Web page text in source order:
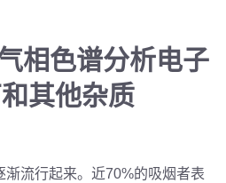
相色谱分析电子
其他杂质
流行起来。近70%的吸烟者表